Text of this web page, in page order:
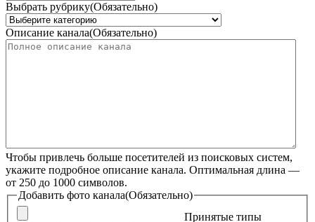
Выбрать рубрику(Обязательно)
Описание канала(Обязательно)
Чтобы привлечь больше посетителей из поисковых систем,
укажите подробное описание канала. Оптимальная длина —
от 250 до 1000 символов.
Добавить фото канала(Обязательно)
Принятые типы